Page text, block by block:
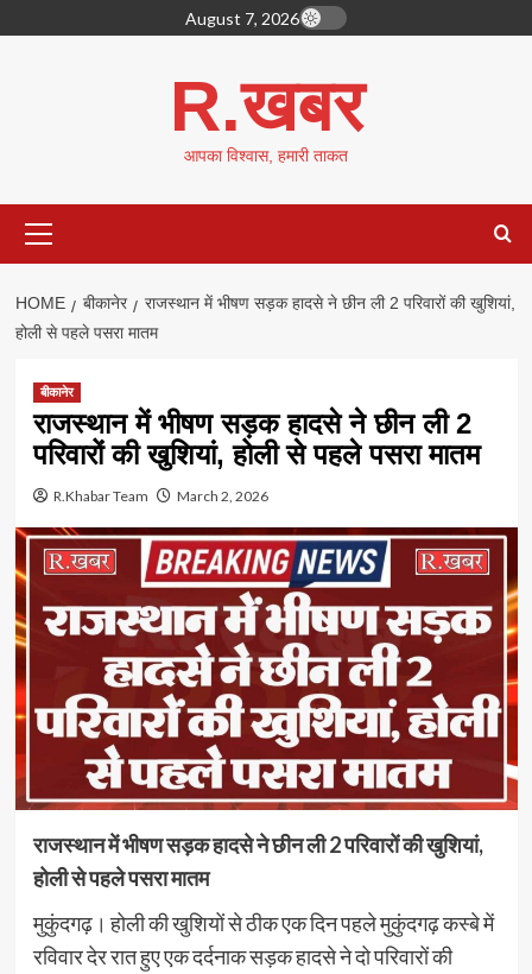
to
August 7, 2026
R.खबर
आपका विश्वास, हमारी ताकत
Menu
HOME बीकानेर
राजस्थान में भीषण सड़क हादसे ने छीन ली 2 परिवारों की खुशियां,
होली से पहले पसरा मातम
बीकानेर
राजस्थान में भीषण सड़क हादसे ने छीन ली 2
परिवारों की खुशियां, होली से पहले पसरा मातम
R.Khabar Team March 2, 2026
राजस्थान में भीषण सड़क हादसे ने छीन ली 2 परिवारों की खुशियां,
होली से पहले पसरा मातम
मुकुंदगढ़। होली की खुशियों से ठीक एक दिन पहले मुकुंदगढ़ कस्बे में
रविवार देर रात हुए एक दर्दनाक सड़क हादसे ने दो परिवारों की